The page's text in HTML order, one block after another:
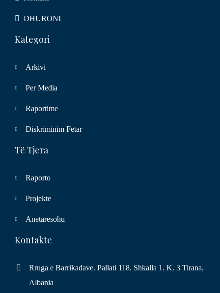
DHURONI
Kategori
Arkivi
Per Media
Raportime
Diskriminim Fetar
Të Tjera
Raporto
Projekte
Anetaresohu
Kontakte
Rruga e Barrikadave. Pallati 118. Shkalla 1. K. 3 Tirana,
Albania